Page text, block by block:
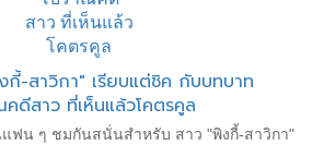
กี้-สาวิกา" เรียบแต่ชิค กับบทบาท
ดีสาว ที่เห็นแล้วโคตรคูล
แฟน ๆ ชมกันสนั่นสำหรับ สาว "พิงกี้-สาวิกา"